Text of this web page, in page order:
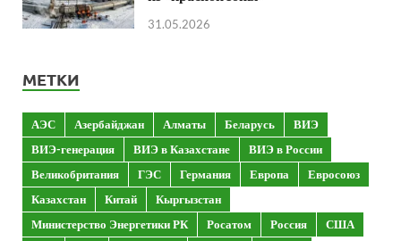
31.05.2026
МЕТКИ
АЭС Азербайджан Алматы Беларусь
ВИЭ
ВИЭ-генерация
ВИЭ в Казахстане
ВИЭ в России
Великобритания
ГЭС Германия Европа
Евросоюз
Казахстан
Китай
Кыргызстан
Министерство Энергетики РК
Росатом Россия
США